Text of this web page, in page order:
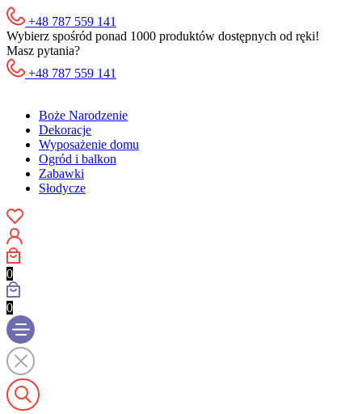
+48 787 559 141
Wybierz spośród ponad 1000 produktów dostępnych od ręki!
Masz pytania?
+48 787 559 141
Boże Narodzenie
Dekoracje
Wyposażenie domu
Ogród i balkon
Zabawki
Słodycze
0
0